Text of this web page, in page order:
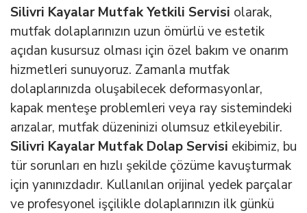
Silivri Kayalar Mutfak Yetkili Servisi olarak,
mutfak dolaplarınızın uzun ömürlü ve estetik
açıdan kusursuz olması için özel bakım ve onarım
hizmetleri sunuyoruz. Zamanla mutfak
dolaplarınızda oluşabilecek deformasyonlar,
kapak menteşe problemleri veya ray sistemindeki
arızalar, mutfak düzeninizi olumsuz etkileyebilir.
Silivri Kayalar Mutfak Dolap Servisi ekibimiz, bu
tür sorunları en hızlı şekilde çözüme kavuşturmak
için yanınızdadır. Kullanılan orijinal yedek parçalar
ve profesyonel işçilikle dolaplarınızın ilk günkü